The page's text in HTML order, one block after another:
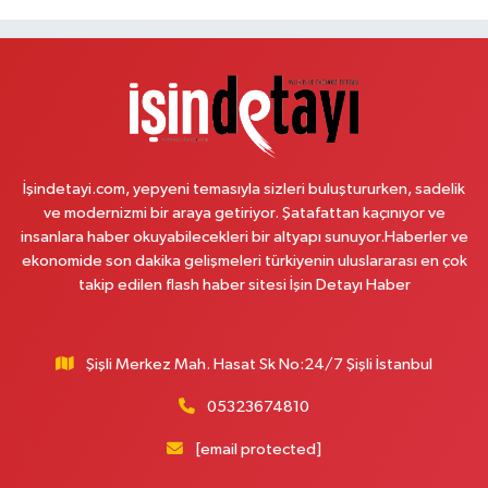
Lotuslar Binası
Yol Tarifi Al
Çemberlitaş Eczanesi
Binbirdirek Mahallesi Peykane Caddesi 25 A
0 (212) 590 90 09 Yol Tarifi Al
Naciye Eczanesi
Esentepe Mahallesi 2388. Sokak 8 A 38 NOLU ASM YANI - ESENTEPE
MERKEZ CAMİNİN ORDAKİ GÜVEN KASABIN KARŞI SOKAĞINDA
Mehmet Nesih Özmen Mahallesi Zeki Sokak No:28 A MEVLANA FIRININ
İşindetayi.com, yepyeni temasıyla sizleri buluştururken, sadelik
ve modernizmi bir araya getiriyor. Şatafattan kaçınıyor ve
insanlara haber okuyabilecekleri bir altyapı sunuyor.Haberler ve
ekonomide son dakika gelişmeleri türkiyenin uluslararası en çok
takip edilen flash haber sitesi İşin Detayı Haber
Şişli Merkez Mah. Hasat Sk No:24/7 Şişli İstanbul
05323674810
[email protected]